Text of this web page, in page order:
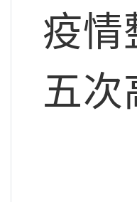
疫情
五次